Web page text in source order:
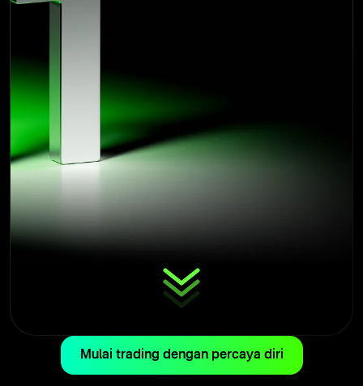
Mulai trading dengan percaya diri